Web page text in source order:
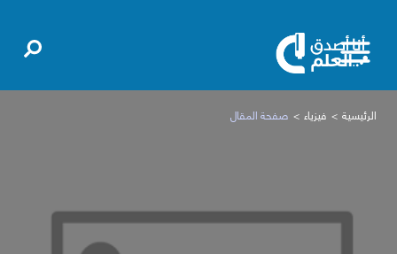
الرئيسية فيزياء صفحة المقال